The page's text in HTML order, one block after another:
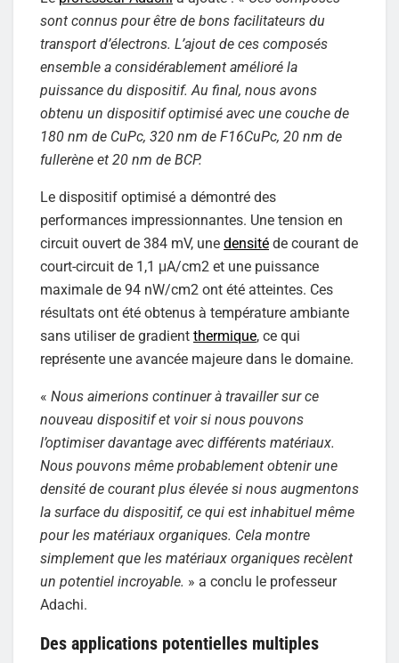
sont connus pour être de bons facilitateurs du
transport d’électrons. L’ajout de ces composés
ensemble a considérablement amélioré la
puissance du dispositif. Au final, nous avons
obtenu un dispositif optimisé avec une couche de
180 nm de CuPc, 320 nm de F16CuPc, 20 nm de
fullerène et 20 nm de BCP.
Le dispositif optimisé a démontré des
performances impressionnantes. Une tension en
circuit ouvert de 384 mV, une densité de courant de
court-circuit de 1,1 μA/cm2 et une puissance
maximale de 94 nW/cm2 ont été atteintes. Ces
résultats ont été obtenus à température ambiante
sans utiliser de gradient thermique, ce qui
représente une avancée majeure dans le domaine.
« Nous aimerions continuer à travailler sur ce
nouveau dispositif et voir si nous pouvons
l’optimiser davantage avec différents matériaux.
Nous pouvons même probablement obtenir une
densité de courant plus élevée si nous augmentons
la surface du dispositif, ce qui est inhabituel même
pour les matériaux organiques. Cela montre
simplement que les matériaux organiques recèlent
un potentiel incroyable. » a conclu le professeur
Adachi.
Des applications potentielles multiples